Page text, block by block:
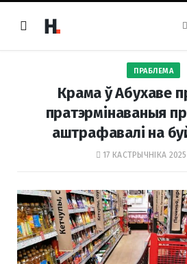
ПРАБЛЕМА
Крама ў Абухаве
пратэрмінаваныя
аштрафавалі на
17 КАСТРЫЧНІКА